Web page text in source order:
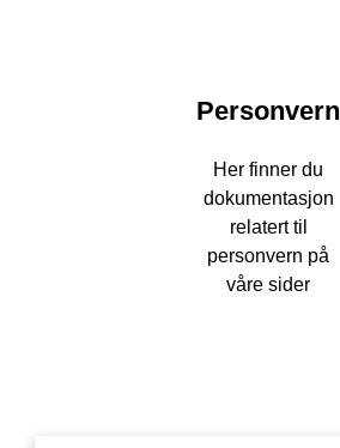
Personvern
Her finner du
dokumentasjon
relatert til
personvern på
våre sider